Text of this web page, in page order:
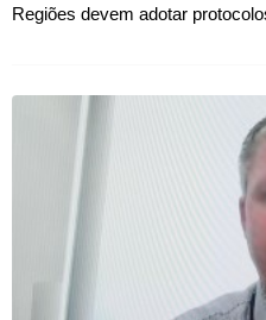
Regiões devem adotar